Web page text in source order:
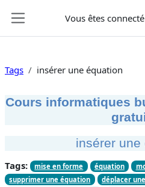
Vous êtes
Tags insérer une équation
Cours informatiques
insérer une
Tags: mise en forme équation
supprimer une équation
déplacer